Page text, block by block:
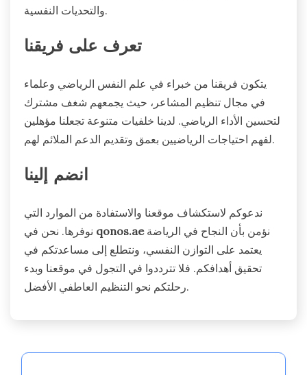
والتحديات النفسية.
تعرف على فريقنا
يتكون فريقنا من خبراء في علم النفس الرياضي وعلماء
في مجال تنظيم المشاعر، حيث يجمعهم شغف مشترك
لتحسين الأداء الرياضي. لدينا خلفيات متنوعة تجعلنا مؤهلين
لفهم احتياجات الرياضيين بعمق وتقديم الدعم الملائم لهم.
انضم إلينا
ندعوكم لاستكشاف موقعنا والاستفادة من الموارد التي
qonos.aeنؤمن بأن النجاح في الرياضة
يعتمد على التوازن النفسي، ونتطلع إلى مساعدتكم في
تحقيق أهدافكم. فلا تترددوا في التجول في موقعنا وبدء
رحلتكم نحو التنظيم العاطفي الأفضل.